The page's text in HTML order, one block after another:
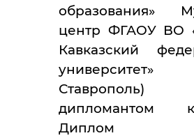
образования»
центр ФГАОУ ВО
Кавказский
дипломантом
Диплом